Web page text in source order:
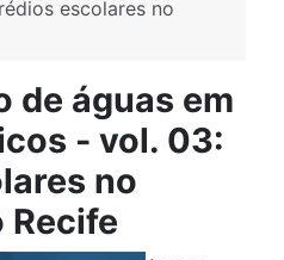
escolares no
de águas em
- vol. 03:
no
Recife